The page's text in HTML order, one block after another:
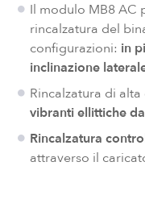
Il modulo MB8 AC
rincalzatura del
configurazioni: in
inclinazione
Rincalzatura di
vibranti ellittiche
Rincalzatura
attraverso il